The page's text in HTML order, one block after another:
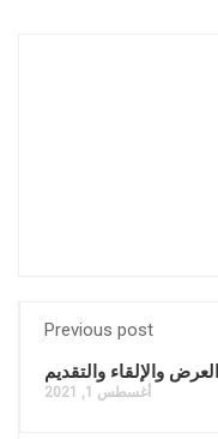
Previous post
والإلقاء والتقديم
أغسطس 1, 2021